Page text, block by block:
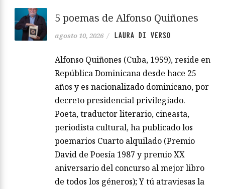
5 poemas de Alfonso Quiñones
agosto 10, 2026 / LAURA DI VERSO
Alfonso Quiñones (Cuba, 1959), reside en
República Dominicana desde hace 25
años y es nacionalizado dominicano, por
decreto presidencial privilegiado.
Poeta, traductor literario, cineasta,
periodista cultural, ha publicado los
poemarios Cuarto alquilado (Premio
David de Poesía 1987 y premio XX
aniversario del concurso al mejor libro
de todos los géneros); Y tú atraviesas la